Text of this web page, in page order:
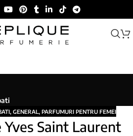
, GENERAL, PARFUMURI PENTRU FEMEI
Saint Laurent